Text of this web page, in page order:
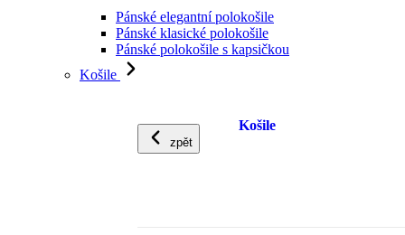
Pánské elegantní polokošile
Pánské klasické polokošile
Pánské polokošile s kapsičkou
Košile
zpět
Košile